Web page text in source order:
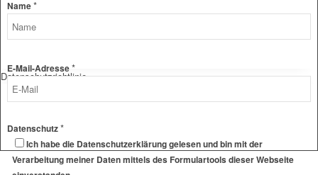
Datenschutzrichtlinie
Name*
E-
Mail-
Adresse
Layout
E-Mail-Adresse*
Datenschutz*
Ich habe die Datenschutzerklärung gelesen und bin mit der
Verarbeitung meiner Daten mittels des Formulartools dieser Webseite